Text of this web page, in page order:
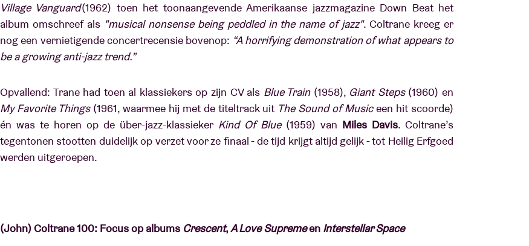
Village Vanguard(1962) toen het toonaangevende Amerikaanse jazzmagazine Down Beat het
album omschreef als "musical nonsense being peddled in the name of jazz". Coltrane kreeg er
nog een vernietigende concertrecensie bovenop: “A horrifying demonstration of what appears to
be a growing anti-jazz trend.”
Opvallend: Trane had toen al klassiekers op zijn CV als Blue Train(1958), Giant Steps(1960) en
My Favorite Things(1961, waarmee hij met de titeltrack uit The Sound of Musiceen hit scoorde)
én was te horen op de über-jazz-klassieker Kind Of Blue(1959) van Miles Davis. Coltrane’s
tegentonen stootten duidelijk op verzet voor ze finaal - de tijd krijgt altijd gelijk - tot Heilig Erfgoed
werden uitgeroepen.
(John) Coltrane 100: Focus op albums Crescent,A Love Supremeen Interstellar Space